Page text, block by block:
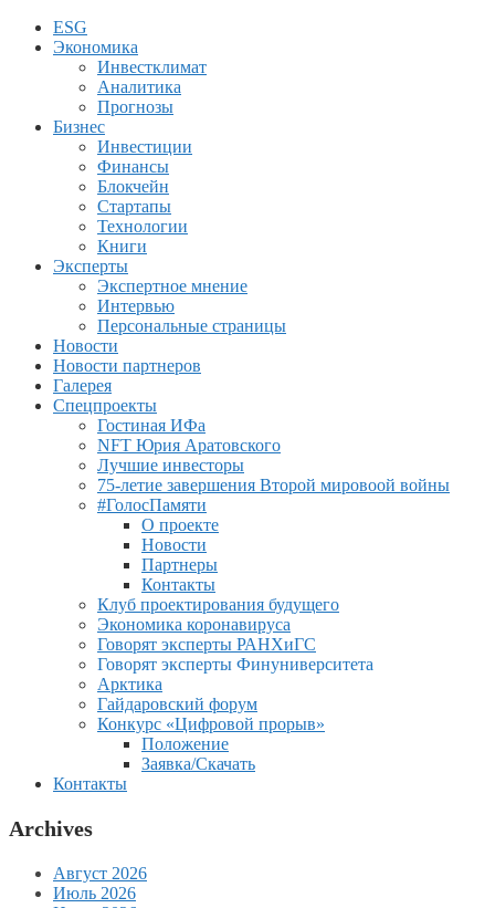
ESG
Экономика
Инвестклимат
Аналитика
Прогнозы
Бизнес
Инвестиции
Финансы
Блокчейн
Стартапы
Технологии
Книги
Эксперты
Экспертное мнение
Интервью
Персональные страницы
Новости
Новости партнеров
Галерея
Спецпроекты
Гостиная ИФа
NFT Юрия Аратовского
Лучшие инвесторы
75-летие завершения Второй мировоой войны
#ГолосПамяти
О проекте
Новости
Партнеры
Контакты
Клуб проектирования будущего
Экономика коронавируса
Говорят эксперты РАНХиГС
Говорят эксперты Финуниверситета
Арктика
Гайдаровский форум
Конкурс «Цифровой прорыв»
Положение
Заявка/Скачать
Контакты
Archives
Август 2026
Июль 2026